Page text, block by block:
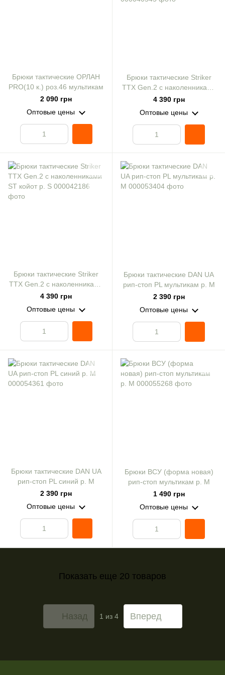
Брюки тактические ОРЛАН
PRO(10 к.) роз.46 мультикам
2 090 грн
Оптовые цены
Брюки тактические Striker
ТТХ Gen.2 с наколенниками
ST мультикам р. S
4 390 грн
Оптовые цены
Брюки тактические Striker
ТТХ Gen.2 с наколенниками
ST койот р. S
4 390 грн
Оптовые цены
Брюки тактические DAN UA
рип-стоп PL мультикам р. M
2 390 грн
Оптовые цены
Брюки тактические DAN UA
рип-стоп PL синий р. M
2 390 грн
Оптовые цены
Брюки ВСУ (форма новая)
рип-стоп мультикам р. M
1 490 грн
Оптовые цены
Показать еще 20 товаров
Назад 1 из 4 Вперед